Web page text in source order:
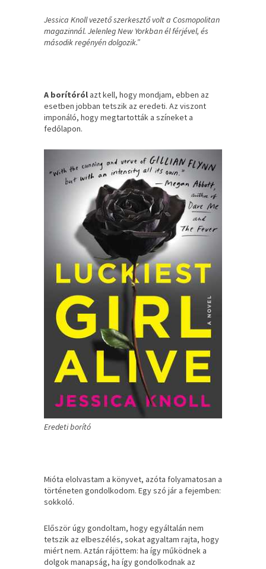
Jessica Knoll vezető szerkesztő volt a Cosmopolitan
magazinnál. Jelenleg New Yorkban él férjével, és
második regényén dolgozik.”
A borítóról azt kell, hogy mondjam, ebben az
esetben jobban tetszik az eredeti. Az viszont
imponáló, hogy megtartották a színeket a
fedőlapon.
Eredeti borító
Mióta elolvastam a könyvet, azóta folyamatosan a
történeten gondolkodom. Egy szó jár a fejemben:
sokkoló.
Először úgy gondoltam, hogy egyáltalán nem
tetszik az elbeszélés, sokat agyaltam rajta, hogy
miért nem. Aztán rájöttem: ha így működnek a
dolgok manapság, ha így gondolkodnak az